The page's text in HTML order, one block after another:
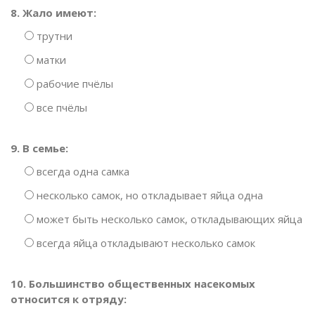
8. Жало имеют:
трутни
матки
рабочие пчёлы
все пчёлы
9. В семье:
всегда одна самка
несколько самок, но откладывает яйца одна
может быть несколько самок, откладывающих яйца
всегда яйца откладывают несколько самок
10. Большинство общественных насекомых
относится к отряду: